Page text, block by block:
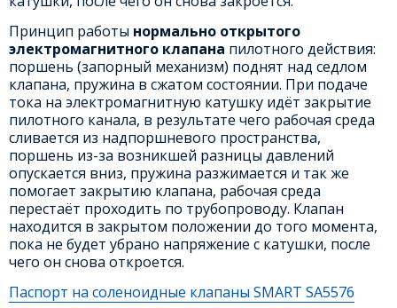
Принцип работы нормально открытого
электромагнитного клапана пилотного действия:
поршень (запорный механизм) поднят над седлом
клапана, пружина в сжатом состоянии. При подаче
тока на электромагнитную катушку идёт закрытие
пилотного канала, в результате чего рабочая среда
сливается из надпоршневого пространства,
поршень из-за возникшей разницы давлений
опускается вниз, пружина разжимается и так же
помогает закрытию клапана, рабочая среда
перестаёт проходить по трубопроводу. Клапан
находится в закрытом положении до того момента,
пока не будет убрано напряжение с катушки, после
чего он снова откроется.
Паспорт на соленоидные клапаны SMART SA5576